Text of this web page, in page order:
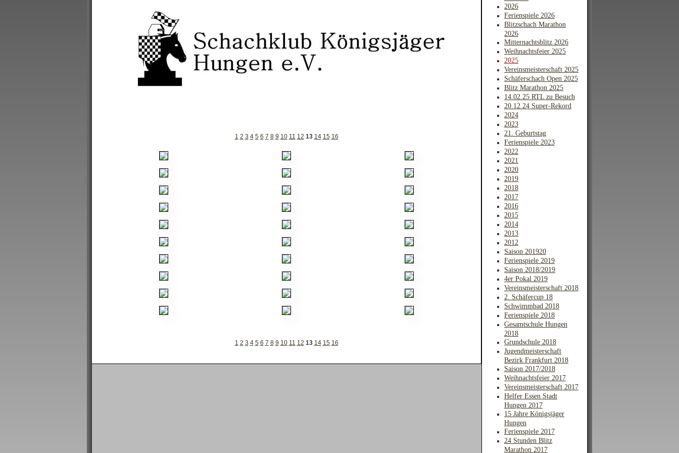
1 2 3 4 5 6 7 8 9 10 11 12 13 14 15 16
1 2 3 4 5 6 7 8 9 10 11 12 13 14 15 16
2026
Ferienspiele 2026
Blitzschach Marathon
2026
Mitternachtsblitz 2026
Weihnachtsfeier 2025
2025
Vereinsmeisterschaft 2025
Schäferschach Open 2025
Blitz Marathon 2025
14.02.25 RTL zu Besuch
20.12.24 Super-Rekord
2024
2023
21. Geburtstag
Ferienspiele 2023
2022
2021
2020
2019
2018
2017
2016
2015
2014
2013
2012
Saison 201920
Ferienspiele 2019
Saison 2018/2019
4er Pokal 2019
Vereinsmeisterschaft 2018
2. Schäfercup 18
Schwimmbad 2018
Ferienspiele 2018
Gesamtschule Hungen
2018
Grundschule 2018
Jugendmeisterschaft
Bezirk Frankfurt 2018
Saison 2017/2018
Weihnachtsfeier 2017
Vereinsmeisterschaft 2017
Helfer Essen Stadt
Hungen 2017
15 Jahre Königsjäger
Hungen
Ferienspiele 2017
24 Stunden Blitz
Marathon 2017